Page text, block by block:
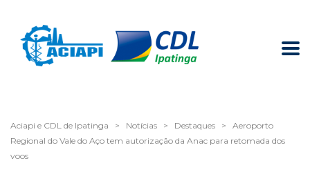
Aciapi e CDL de Ipatinga > Notícias > Destaques >
Aeroporto
Regional do Vale do Aço tem autorização da Anac para retomada dos
voos